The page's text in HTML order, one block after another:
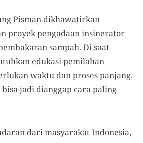
Pisman dikhawatirkan
proyek pengadaan insinerator
sampah. Di saat
edukasi pemilahan
waktu dan proses panjang,
jadi dianggap cara paling
dari masyarakat Indonesia,